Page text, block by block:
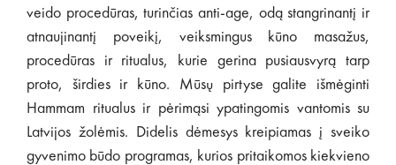
veido procedūras, turinčias anti-age, odą stangrinantį ir
atnaujinantį poveikį, veiksmingus kūno masažus,
procedūras ir ritualus, kurie gerina pusiausvyrą tarp
proto, širdies ir kūno. Mūsų pirtyse galite išmėginti
Hammam ritualus ir pėrimąsi ypatingomis vantomis su
Latvijos žolėmis. Didelis dėmesys kreipiamas į sveiko
gyvenimo būdo programas, kurios pritaikomos kiekvieno